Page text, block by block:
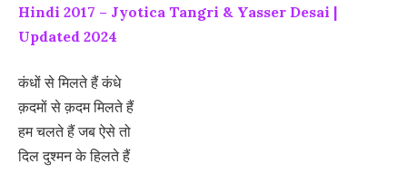
Hindi 2017 – Jyotica Tangri & Yasser Desai |
Updated 2024
कंधों से मिलते हैं कंधे
क़दमों से क़दम मिलते हैं
हम चलते हैं जब ऐसे तो
दिल दुश्मन के हिलते हैं